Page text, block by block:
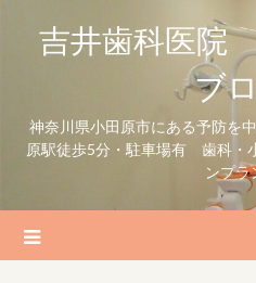
吉井歯科医院
ブ
神奈川県小田原市にある予防を
原駅徒歩5分・駐車場有 歯科・
ンプラ